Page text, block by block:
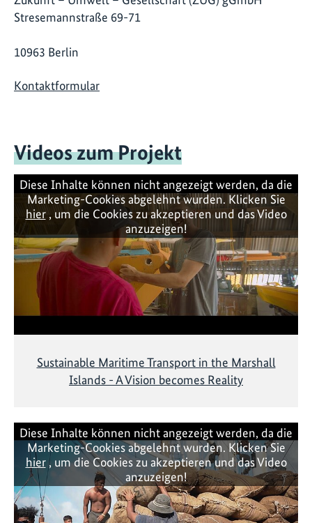
Stresemannstraße 69-71
10963 Berlin
Kontaktformular
Videos zum Projekt
Diese Inhalte können nicht angezeigt werden, da die
Marketing-Cookies abgelehnt wurden. Klicken Sie
hier, um die Cookies zu akzeptieren und das Video
anzuzeigen!
Sustainable Maritime Transport in the Marshall
Islands - A Vision becomes Reality
Diese Inhalte können nicht angezeigt werden, da die
Marketing-Cookies abgelehnt wurden. Klicken Sie
hier, um die Cookies zu akzeptieren und das Video
anzuzeigen!